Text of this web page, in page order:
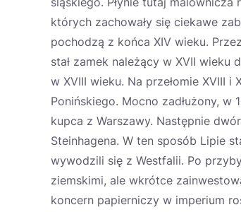
których zachowały się ciekawe
pochodzą z końca XIV wieku.
stał zamek należący w XVII
w XVIII wieku. Na przełomie XVIII
Ponińskiego. Mocno zadłużony,
kupca z Warszawy. Następnie
Steinhagena. W ten sposób Lipie
wywodzili się z Westfalii. Po
ziemskimi, ale wkrótce
koncern papierniczy w imperium